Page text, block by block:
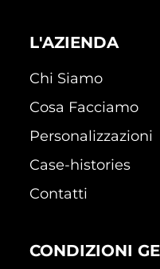
L'AZIENDA
Chi Siamo
Cosa Facciamo
Personalizzazioni
Case-histories
Contatti
CONDIZIONI